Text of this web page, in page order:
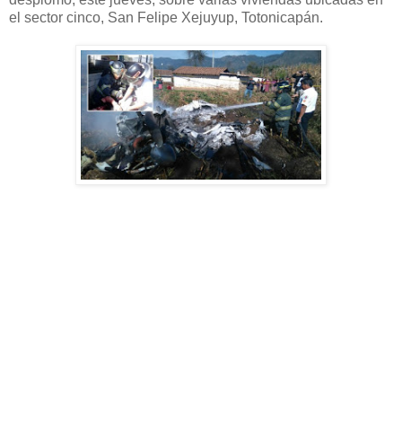
el sector cinco, San Felipe Xejuyup, Totonicapán.